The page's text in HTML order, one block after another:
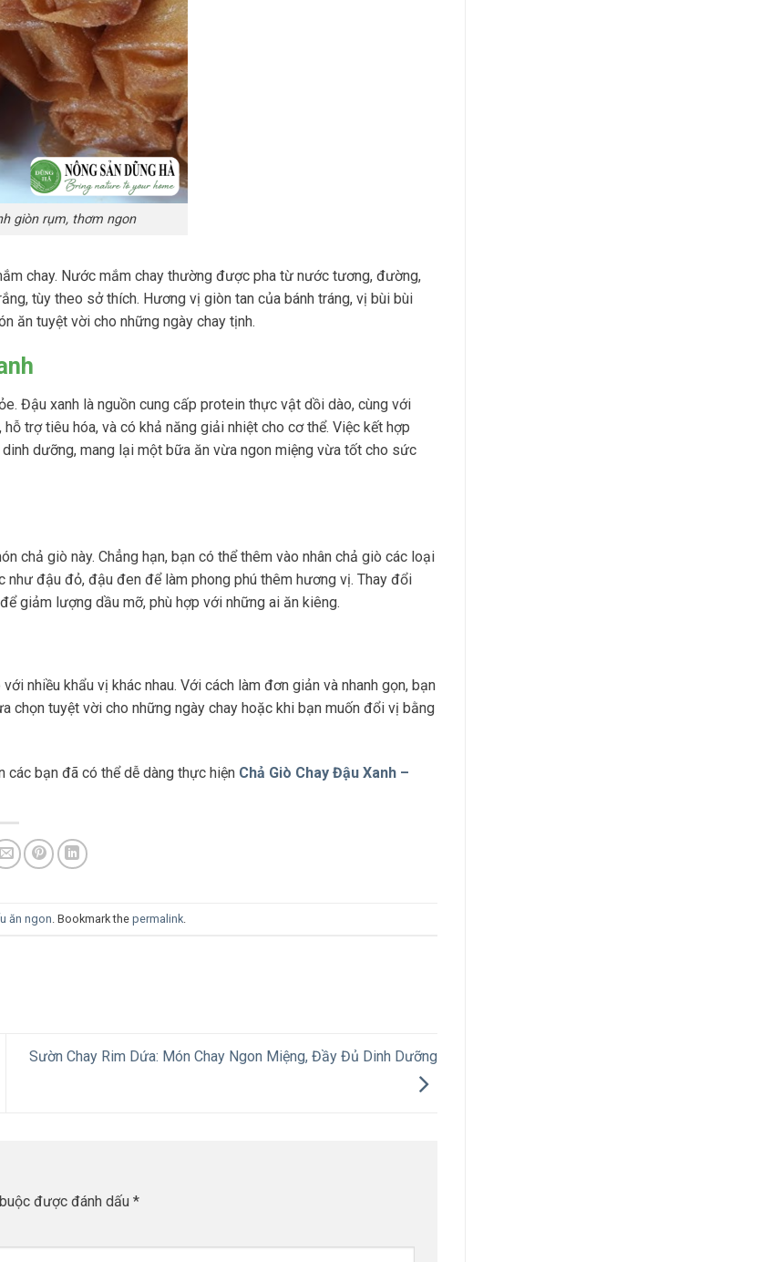
giòn rụm, thơm ngon
chay. Nước mắm chay thường được pha từ nước tương, đường,
tùy theo sở thích. Hương vị giòn tan của bánh tráng, vị bùi bùi
ăn tuyệt vời cho những ngày chay tịnh.
Đậu xanh là nguồn cung cấp protein thực vật dồi dào, cùng với
trợ tiêu hóa, và có khả năng giải nhiệt cho cơ thể. Việc kết hợp
dưỡng, mang lại một bữa ăn vừa ngon miệng vừa tốt cho sức
chả giò này. Chẳng hạn, bạn có thể thêm vào nhân chả giò các loại
đậu đỏ, đậu đen để làm phong phú thêm hương vị. Thay đổi
giảm lượng dầu mỡ, phù hợp với những ai ăn kiêng.
nhiều khẩu vị khác nhau. Với cách làm đơn giản và nhanh gọn, bạn
chọn tuyệt vời cho những ngày chay hoặc khi bạn muốn đổi vị bằng
các bạn đã có thể dễ dàng thực hiện Chả Giò Chay Đậu Xanh –
ăn ngon . Bookmark the permalink
Sườn Chay Rim Dứa: Món Chay Ngon Miệng, Đầy Đủ Dinh Dưỡng
được đánh dấu *